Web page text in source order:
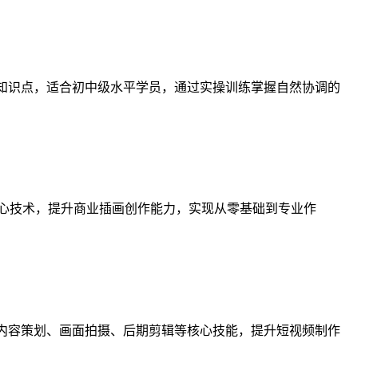
点，适合初中级水平学员，通过实操训练掌握自然协调的
术，提升商业插画创作能力，实现从零基础到专业作
策划、画面拍摄、后期剪辑等核心技能，提升短视频制作